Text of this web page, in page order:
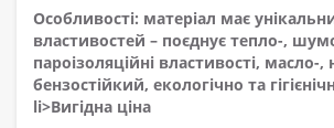
Особливості: матеріал має
властивостей – поєднує тепло-,
пароізоляційні властивості, масло-,
бензостійкий, екологічно та
li>Вигідна ціна